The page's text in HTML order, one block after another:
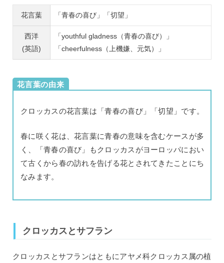
花言葉 「青春の喜び」「切望」
西洋
(英語)
「youthful gladness（青春の喜び）」
「cheerfulness（上機嫌、元気）」
花言葉の由来
クロッカスの花言葉は「青春の喜び」「切望」です。
春に咲く花は、花言葉に青春の意味を含むケースが多
く、「青春の喜び」もクロッカスがヨーロッパにおい
て古くから春の訪れを告げる花とされてきたことにち
なみます。
クロッカスとサフラン
クロッカスとサフランはともにアヤメ科クロッカス属の植